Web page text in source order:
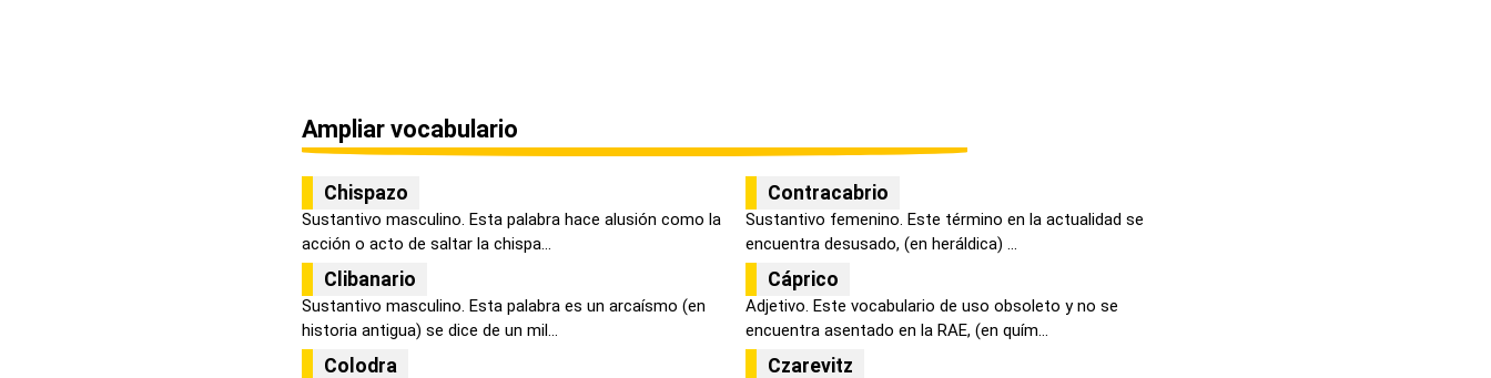
Ampliar vocabulario
Chispazo
Sustantivo masculino. Esta palabra hace alusión como la
acción o acto de saltar la chispa...
Contracabrio
Sustantivo femenino. Este término en la actualidad se
encuentra desusado, (en heráldica) ...
Clibanario
Sustantivo masculino. Esta palabra es un arcaísmo (en
historia antigua) se dice de un mil...
Cáprico
Adjetivo. Este vocabulario de uso obsoleto y no se
encuentra asentado en la RAE, (en quím...
Colodra Czarevitz